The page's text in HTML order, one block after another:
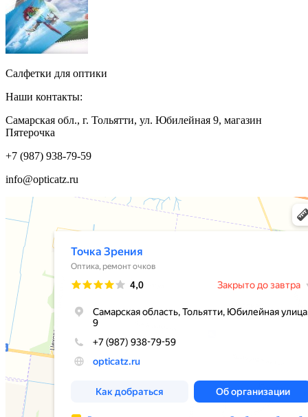
Салфетки для оптики
Наши контакты:
Самарская обл., г. Тольятти, ул. Юбилейная 9, магазин
Пятерочка
+7 (987) 938-79-59
info@opticatz.ru